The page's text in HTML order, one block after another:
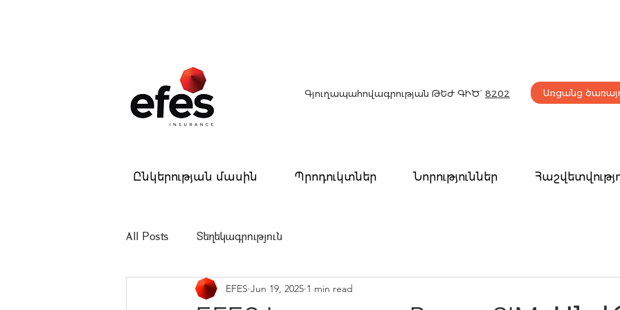
Գյուղապահովագրության ԹԵԺ ԳԻԾ` 8202 Առցանց
Ընկերության մասին Պրոդուկտներ Նորություններ
All Posts Տեղեկագրություն
EFES Jun 19, 2025 1 min read